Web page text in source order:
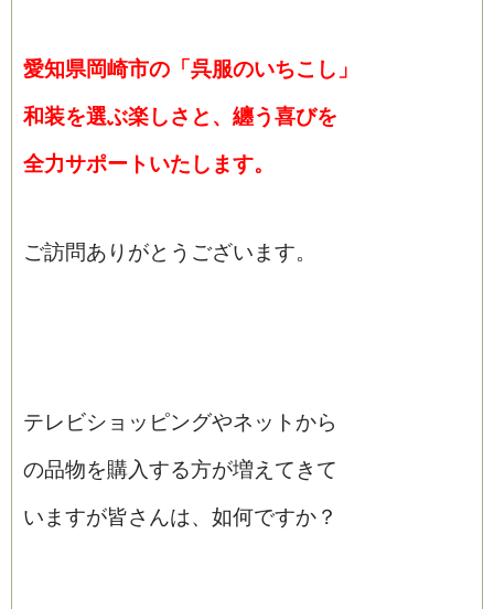
愛知県岡崎市の「呉服のいちこし」
和装を選ぶ楽しさと、纏う喜びを
全力サポートいたします。
ご訪問ありがとうございます。
テレビショッピングやネットから
の品物を購入する方が増えてきて
いますが皆さんは、如何ですか？